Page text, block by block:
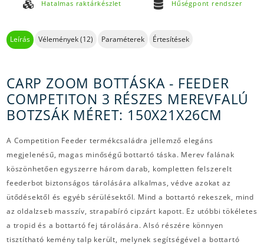
Hatalmas raktárkészlet Hűségpont rendszer
Leírás Vélemények (12) Paraméterek Értesítések
CARP ZOOM BOTTÁSKA - FEEDER
COMPETITON 3 RÉSZES MEREVFALÚ
BOTZSÁK MÉRET: 150X21X26CM
A Competition Feeder termékcsaládra jellemző elegáns
megjelenésű, magas minőségű bottartó táska. Merev falának
köszönhetően egyszerre három darab, kompletten felszerelt
feederbot biztonságos tárolására alkalmas, védve azokat az
ütődésektől és egyéb sérülésektől. Mind a bottartó rekeszek, mind
az oldalzseb masszív, strapabíró cipzárt kapott. Ez utóbbi tökéletes
a tropid és a bottartó fej tárolására. Alsó részére könnyen
tisztítható kemény talp került, melynek segítségével a bottartó